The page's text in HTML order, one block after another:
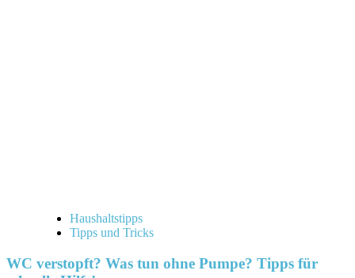
Haushaltstipps
Tipps und Tricks
WC verstopft? Was tun ohne Pumpe? Tipps für